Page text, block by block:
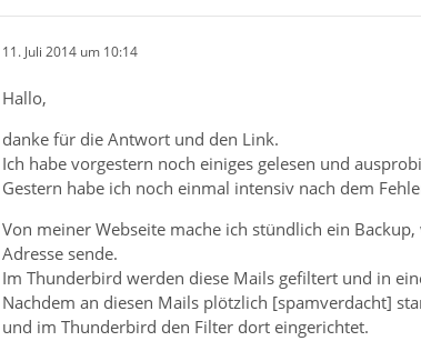
11. Juli 2014 um 10:14
Hallo,
danke für die Antwort und den Link.
Ich habe vorgestern noch einiges gelesen und
Gestern habe ich noch einmal intensiv nach dem
Von meiner Webseite mache ich stündlich ein
Adresse sende.
Im Thunderbird werden diese Mails gefiltert und in
Nachdem an diesen Mails plötzlich [spamverdacht]
und im Thunderbird den Filter dort eingerichtet.